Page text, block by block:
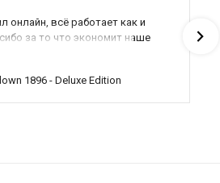
онлайн, всё работает как и
за то что экономит наше
ребята вы красава оказываете
походу из всех только вы и
1896 - Deluxe Edition